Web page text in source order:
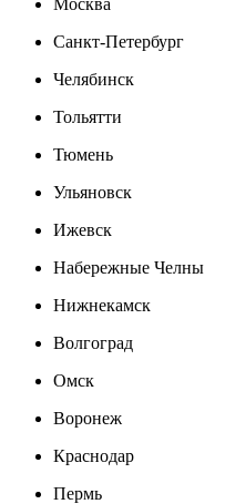
Санкт-Петербург
Челябинск
Тольятти
Тюмень
Ульяновск
Ижевск
Набережные Челны
Нижнекамск
Волгоград
Омск
Воронеж
Краснодар
Пермь